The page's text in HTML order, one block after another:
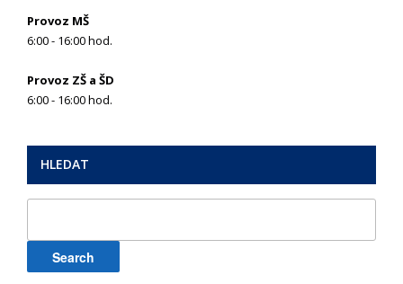
Provoz MŠ
6:00 - 16:00 hod.
Provoz ZŠ a ŠD
6:00 - 16:00 hod.
HLEDAT